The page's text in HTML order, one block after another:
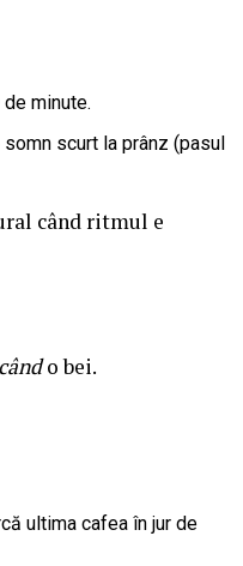
minute.
scurt la prânz (pasul
când ritmul e
cândo bei.
ultima cafea în jur de